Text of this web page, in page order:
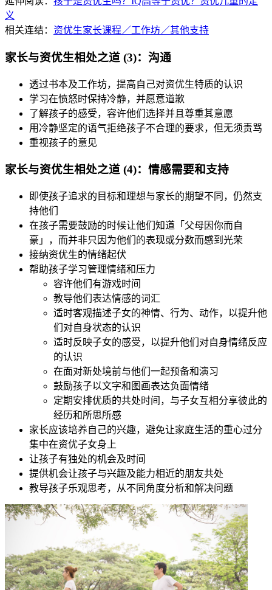
义
相关连结： 资优生家长课程／工作坊／其他支持
家长与资优生相处之道 (3)：沟通
透过书本及工作坊，提高自己对资优生特质的认识
学习在愤怒时保持冷静，并愿意道歉
了解孩子的感受，容许他们选择并且尊重其意愿
用冷静坚定的语气拒绝孩子不合理的要求，但无须责骂
重视孩子的意见
家长与资优生相处之道 (4)：情感需要和支持
即使孩子追求的目标和理想与家长的期望不同，仍然支
持他们
在孩子需要鼓励的时候让他们知道「父母因你而自
豪」，而并非只因为他们的表现或分数而感到光荣
接纳资优生的情绪起伏
帮助孩子学习管理情绪和压力
容许他们有游戏时间
教导他们表达情感的词汇
适时客观描述子女的神情、行为、动作，以提升他
们对自身状态的认识
适时反映子女的感受，以提升他们对自身情绪反应
的认识
在面对新处境前与他们一起预备和演习
鼓励孩子以文字和图画表达负面情绪
定期安排优质的共处时间，与子女互相分享彼此的
经历和所思所感
家长应该培养自己的兴趣，避免让家庭生活的重心过分
集中在资优子女身上
让孩子有独处的机会及时间
提供机会让孩子与兴趣及能力相近的朋友共处
教导孩子乐观思考，从不同角度分析和解决问题